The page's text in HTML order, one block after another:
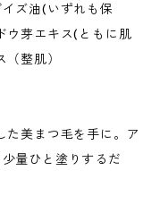
ズ油(いずれも保
ウ芽エキス(ともに肌
整肌）
た美まつ毛を手に。ア
量ひと塗りするだ